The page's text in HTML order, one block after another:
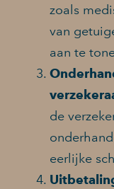
zoals
van
aan te
de
eerlijke